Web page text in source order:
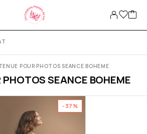
PHOTOS SEANCE BOHEME
POUR PHOTOS SEANCE BOHEME
-37%